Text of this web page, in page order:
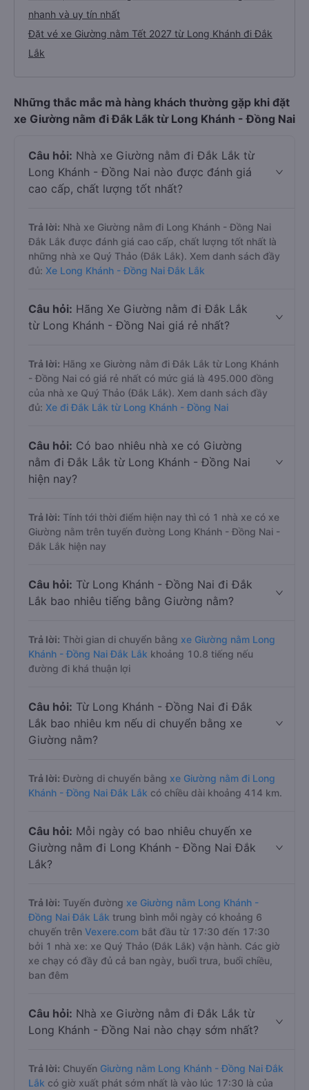
nhanh và uy tín nhất
Đặt vé xe Giường nằm Tết 2027 từ Long Khánh đi Đắk
Lắk
Những thắc mắc mà hàng khách thường gặp khi đặt
xe Giường nằm đi Đắk Lắk từ Long Khánh - Đồng Nai
Câu hỏi: Nhà xe Giường nằm đi Đắk Lắk từ
Long Khánh - Đồng Nai nào được đánh giá
cao cấp, chất lượng tốt nhất?
Trả lời: Nhà xe Giường nằm đi Long Khánh - Đồng Nai
Đắk Lắk được đánh giá cao cấp, chất lượng tốt nhất là
những nhà xe Quý Thảo (Đắk Lắk). Xem danh sách đầy
đủ: Xe Long Khánh - Đồng Nai Đắk Lắk
Câu hỏi: Hãng Xe Giường nằm đi Đắk Lắk
từ Long Khánh - Đồng Nai giá rẻ nhất?
Trả lời: Hãng xe Giường nằm đi Đắk Lắk từ Long Khánh
- Đồng Nai có giá rẻ nhất có mức giá là 495.000 đồng
của nhà xe Quý Thảo (Đắk Lắk). Xem danh sách đầy
đủ: Xe đi Đắk Lắk từ Long Khánh - Đồng Nai
Câu hỏi: Có bao nhiêu nhà xe có Giường
nằm đi Đắk Lắk từ Long Khánh - Đồng Nai
hiện nay?
Trả lời: Tính tới thời điểm hiện nay thì có 1 nhà xe có xe
Giường nằm trên tuyến đường Long Khánh - Đồng Nai -
Đắk Lắk hiện nay
Câu hỏi: Từ Long Khánh - Đồng Nai đi Đắk
Lắk bao nhiêu tiếng bằng Giường nằm?
Trả lời: Thời gian di chuyển bằng xe Giường nằm Long
Khánh - Đồng Nai Đắk Lắk khoảng 10.8 tiếng nếu
đường đi khá thuận lợi
Câu hỏi: Từ Long Khánh - Đồng Nai đi Đắk
Lắk bao nhiêu km nếu di chuyển bằng xe
Giường nằm?
Trả lời: Đường di chuyển bằng xe Giường nằm đi Long
Khánh - Đồng Nai Đắk Lắk có chiều dài khoảng 414 km.
Câu hỏi: Mỗi ngày có bao nhiêu chuyến xe
Giường nằm đi Long Khánh - Đồng Nai Đắk
Lắk?
Trả lời: Tuyến đường xe Giường nằm Long Khánh -
Đồng Nai Đắk Lắk trung bình mỗi ngày có khoảng 6
chuyến trên Vexere.com bắt đầu từ 17:30 đến 17:30
bởi 1 nhà xe: xe Quý Thảo (Đắk Lắk) vận hành. Các giờ
xe chạy có đầy đủ cả ban ngày, buổi trưa, buổi chiều,
ban đêm
Câu hỏi: Nhà xe Giường nằm đi Đắk Lắk từ
Long Khánh - Đồng Nai nào chạy sớm nhất?
Trả lời: Chuyến Giường nằm Long Khánh - Đồng Nai Đắk
Lắk có giờ xuất phát sớm nhất là vào lúc 17:30 là của